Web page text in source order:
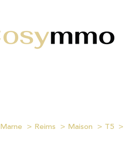
Marne Reims Maison T5